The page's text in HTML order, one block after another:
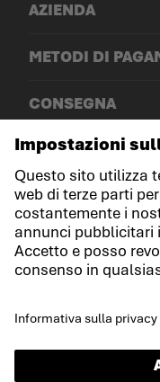
AZIENDA
METODI DI
CONSEGNA
© LOWA
Note legali
Protezione dei dati